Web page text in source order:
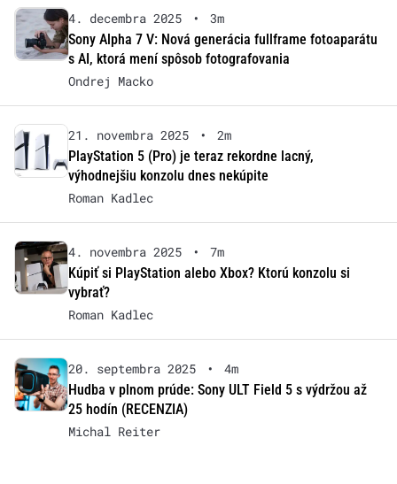
4. decembra 2025 •
3m
Sony Alpha 7 V: Nová generácia fullframe fotoaparátu
s AI, ktorá mení spôsob fotografovania
Ondrej Macko
21. novembra 2025 •
2m
PlayStation 5 (Pro) je teraz rekordne lacný,
výhodnejšiu konzolu dnes nekúpite
Roman Kadlec
4. novembra 2025 •
7m
Kúpiť si PlayStation alebo Xbox? Ktorú konzolu si
vybrať?
Roman Kadlec
20. septembra 2025 •
4m
Hudba v plnom prúde: Sony ULT Field 5 s výdržou až
25 hodín (RECENZIA)
Michal Reiter